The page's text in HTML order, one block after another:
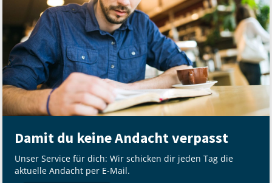
Damit du keine Andacht verpasst
Unser Service für dich: Wir schicken dir jeden Tag die
aktuelle Andacht per E-Mail.